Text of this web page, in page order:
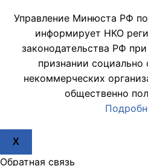
Управление Минюста РФ
информирует НКО
законодательства РФ
признании социально
некоммерческих
общественно
X
Обратная связь